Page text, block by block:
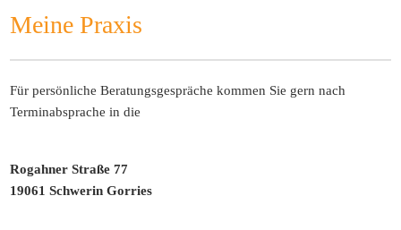
Meine Praxis
Für persönliche Beratungsgespräche kommen Sie gern nach
Terminabsprache in die
Rogahner Straße 77
19061 Schwerin Gorries